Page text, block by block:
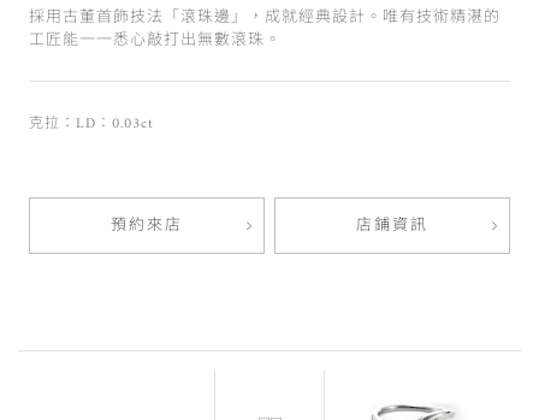
採用古董首飾技法「滾珠邊」，成就經典設計。唯有技術精湛的
工匠能一一悉心敲打出無數滾珠。
克拉：LD：0.03ct
預約來店 店鋪資訊